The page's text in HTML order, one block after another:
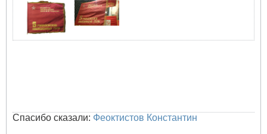
Спасибо сказали: Феоктистов Константин